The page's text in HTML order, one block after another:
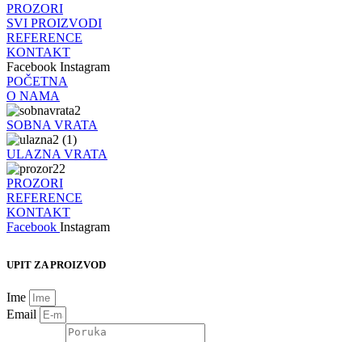
PROZORI
SVI PROIZVODI
REFERENCE
KONTAKT
Facebook Instagram
POČETNA
O NAMA
SOBNA VRATA
ULAZNA VRATA
PROZORI
REFERENCE
KONTAKT
Facebook Instagram
UPIT ZA PROIZVOD
Ime
Email